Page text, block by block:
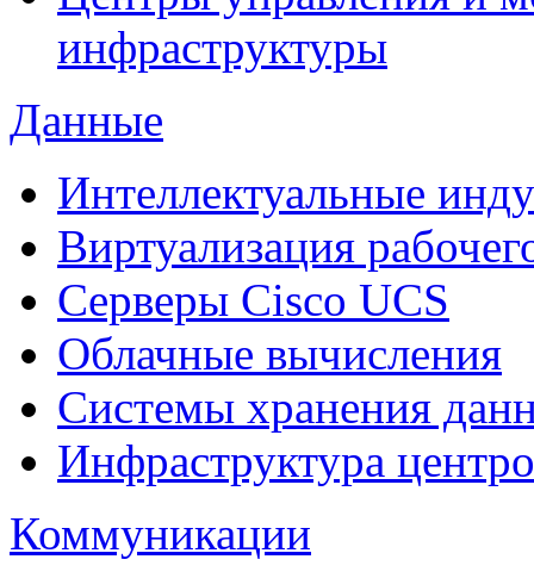
инфраструктуры
Данные
Интеллектуальные
Виртуализация
Cерверы Cisco UCS
Облачные вычисления
Системы хранения
Инфраструктура
Коммуникации